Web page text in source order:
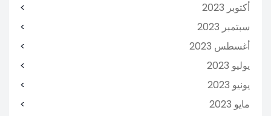
أكتوبر 2023
سبتمبر 2023
أغسطس 2023
يوليو 2023
يونيو 2023
مايو 2023